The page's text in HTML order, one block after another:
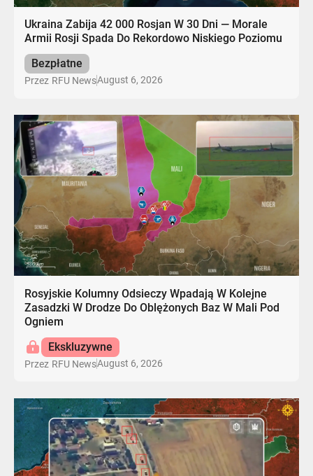
Ukraina Zabija 42 000 Rosjan W 30 Dni — Morale
Armii Rosji Spada Do Rekordowo Niskiego Poziomu
Bezpłatne
Przez RFU NewsAugust 6, 2026
Rosyjskie Kolumny Odsieczy Wpadają W Kolejne
Zasadzki W Drodze Do Oblężonych Baz W Mali Pod
Ogniem
Ekskluzywne
Przez RFU NewsAugust 6, 2026